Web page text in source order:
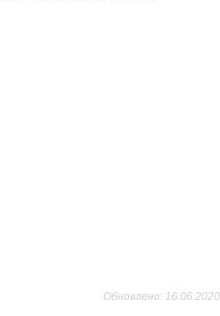
Обновлено: 16.06.2020